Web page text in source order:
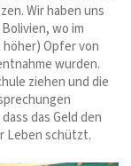
Wir haben uns
wo im
Opfer von
wurden.
ziehen und die
das Geld den
Leben schützt.